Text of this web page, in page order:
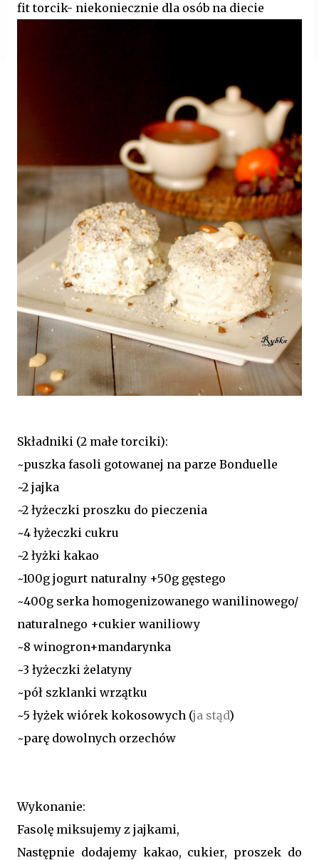
fit torcik- niekoniecznie dla osób na diecie
Składniki (2 małe torciki):
~puszka fasoli gotowanej na parze Bonduelle
~2 jajka
~2 łyżeczki proszku do pieczenia
~4 łyżeczki cukru
~2 łyżki kakao
~100g jogurt naturalny +50g gęstego
~400g serka homogenizowanego wanilinowego/
naturalnego +cukier waniliowy
~8 winogron+mandarynka
~3 łyżeczki żelatyny
~pół szklanki wrzątku
~5 łyżek wiórek kokosowych (ja stąd)
~parę dowolnych orzechów
Wykonanie:
Fasolę miksujemy z jajkami,
Następnie dodajemy kakao, cukier, proszek do